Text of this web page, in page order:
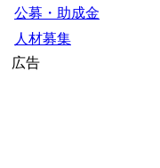
公募・助成金
人材募集
広告